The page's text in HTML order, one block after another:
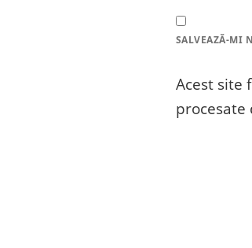
SALVEAZĂ-MI
Acest site